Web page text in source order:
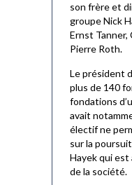
son frère et
groupe Nick
Ernst Tanner,
Pierre Roth.
Le président
plus de 140
fondations
avait
électif ne
sur la
Hayek qui
de la société.